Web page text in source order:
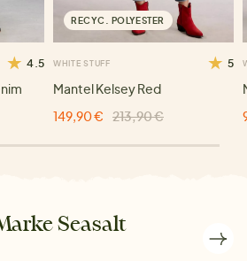
4.5
RECYC. POLYESTER
WHITE STUFF 5
Mantel Kelsey Red
149,90 €
213,90 €
Seasalt